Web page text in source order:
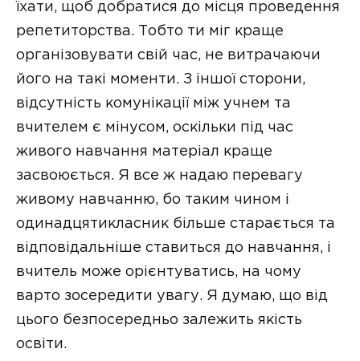
їхати, щоб добратися до місця проведення
репетиторства. Тобто ти міг краще
організовувати свій час, не витрачаючи
його на такі моменти. З іншої сторони,
відсутність комунікації між учнем та
вчителем є мінусом, оскільки під час
живого навчання матеріал краще
засвоюється. Я все ж надаю перевагу
живому навчанню, бо таким чином і
одинадцятикласник більше старається та
відповідальніше ставиться до навчання, і
вчитель може орієнтуватись, на чому
варто зосередити увагу. Я думаю, що від
цього безпосередньо залежить якість
освіти.